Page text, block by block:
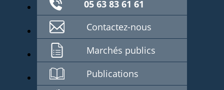
05 63 83 61 61
Contactez-nous
Marchés publics
Publications